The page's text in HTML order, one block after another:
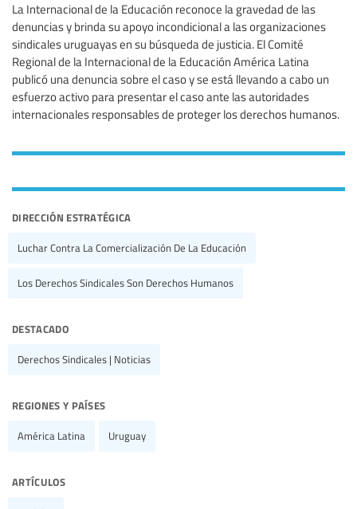
La Internacional de la Educación reconoce la gravedad de las
denuncias y brinda su apoyo incondicional a las organizaciones
sindicales uruguayas en su búsqueda de justicia. El Comité
Regional de la Internacional de la Educación América Latina
publicó una denuncia sobre el caso y se está llevando a cabo un
esfuerzo activo para presentar el caso ante las autoridades
internacionales responsables de proteger los derechos humanos.
dirección estratégica
Luchar Contra La Comercialización De La Educación
Los Derechos Sindicales Son Derechos Humanos
destacado
Derechos Sindicales | Noticias
regiones y países
América Latina Uruguay
artículos